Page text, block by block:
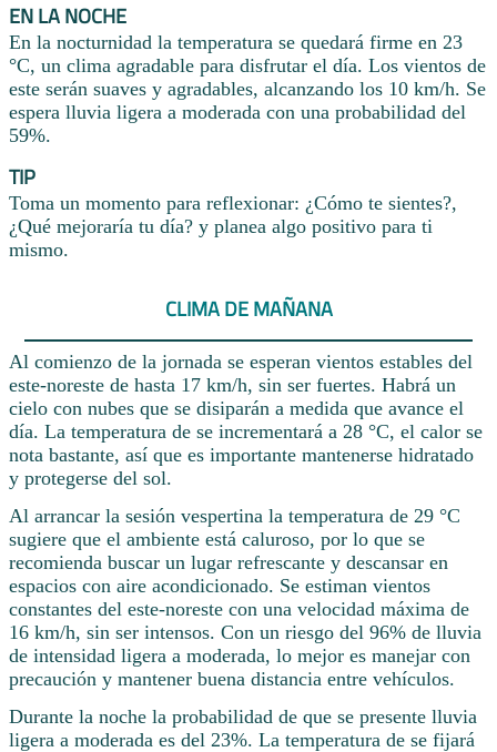
EN LA NOCHE
En la nocturnidad la temperatura se quedará firme en 23
°C, un clima agradable para disfrutar el día. Los vientos de
este serán suaves y agradables, alcanzando los 10 km/h. Se
espera lluvia ligera a moderada con una probabilidad del
59%.
TIP
Toma un momento para reflexionar: ¿Cómo te sientes?,
¿Qué mejoraría tu día? y planea algo positivo para ti
mismo.
CLIMA DE MAÑANA
Al comienzo de la jornada se esperan vientos estables del
este-noreste de hasta 17 km/h, sin ser fuertes. Habrá un
cielo con nubes que se disiparán a medida que avance el
día. La temperatura de se incrementará a 28 °C, el calor se
nota bastante, así que es importante mantenerse hidratado
y protegerse del sol.
Al arrancar la sesión vespertina la temperatura de 29 °C
sugiere que el ambiente está caluroso, por lo que se
recomienda buscar un lugar refrescante y descansar en
espacios con aire acondicionado. Se estiman vientos
constantes del este-noreste con una velocidad máxima de
16 km/h, sin ser intensos. Con un riesgo del 96% de lluvia
de intensidad ligera a moderada, lo mejor es manejar con
precaución y mantener buena distancia entre vehículos.
Durante la noche la probabilidad de que se presente lluvia
ligera a moderada es del 23%. La temperatura de se fijará